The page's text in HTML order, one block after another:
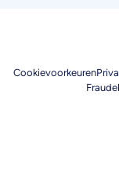
Cookievoorkeuren